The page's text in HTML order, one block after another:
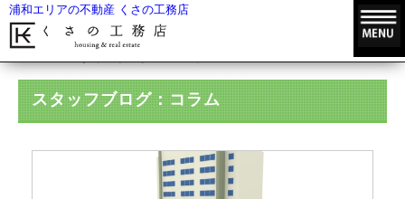
浦和エリアの不動産 くさの工務店
スタッフブログ：コラム